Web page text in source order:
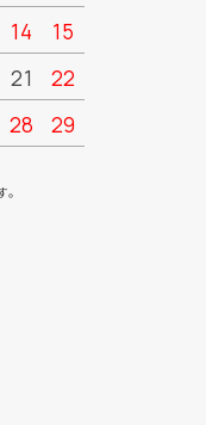
14
15
21
22
28
29